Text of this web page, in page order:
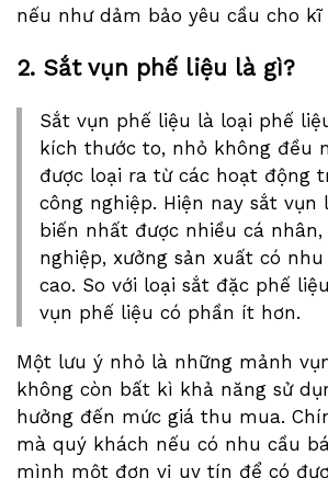
nếu như dảm bảo yêu cầu cho
2. Sắt vụn phế liệu là gì?
Sắt vụn phế liệu là loại phế
kích thước to, nhỏ không đều
được loại ra từ các hoạt động
công nghiệp. Hiện nay sắt vụn
biến nhất được nhiều cá nhân,
nghiệp, xưởng sản xuất có
cao. So với loại sắt đặc phế
vụn phế liệu có phần ít hơn.
Một lưu ý nhỏ là những mảnh
không còn bất kì khả năng sử
hưởng đến mức giá thu mua.
mà quý khách nếu có nhu cầu
mình một đơn vị uy tín để có